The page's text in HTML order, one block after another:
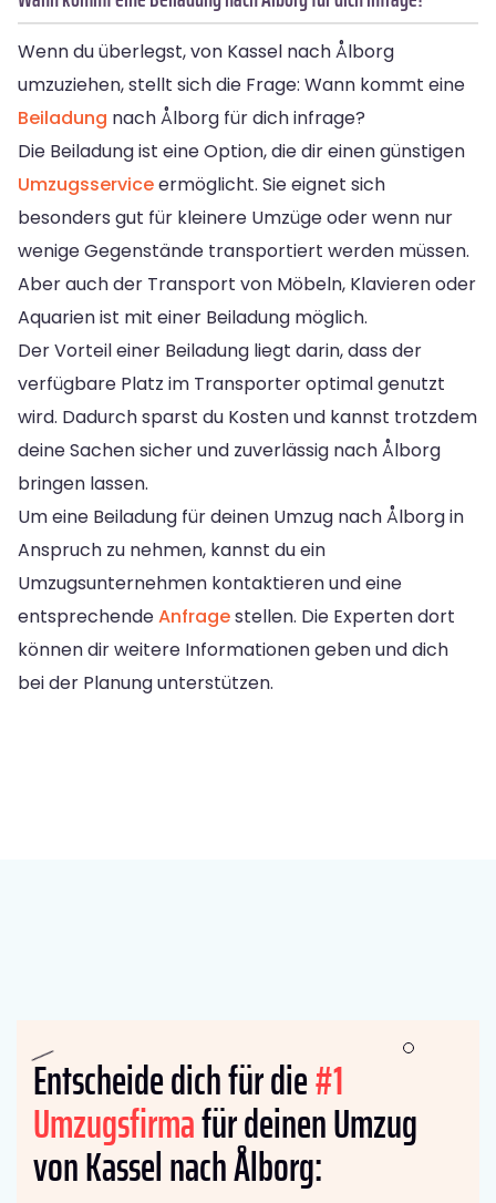
Wenn du überlegst, von Kassel nach Ålborg
umzuziehen, stellt sich die Frage: Wann kommt eine
Beiladung nach Ålborg für dich infrage?
Die Beiladung ist eine Option, die dir einen günstigen
Umzugsserviceermöglicht. Sie eignet sich
besonders gut für kleinere Umzüge oder wenn nur
wenige Gegenstände transportiert werden müssen.
Aber auch der Transport von Möbeln, Klavieren oder
Aquarien ist mit einer Beiladung möglich.
Der Vorteil einer Beiladung liegt darin, dass der
verfügbare Platz im Transporter optimal genutzt
wird. Dadurch sparst du Kosten und kannst trotzdem
deine Sachen sicher und zuverlässig nach Ålborg
bringen lassen.
Um eine Beiladung für deinen Umzug nach Ålborg in
Anspruch zu nehmen, kannst du ein
Umzugsunternehmen kontaktieren und eine
entsprechendeAnfragestellen. Die Experten dort
können dir weitere Informationen geben und dich
bei der Planung unterstützen.
Entscheide dich für die#1
Umzugsfirmafür deinen Umzug
von Kassel nach Ålborg: